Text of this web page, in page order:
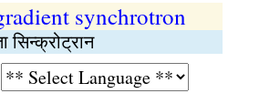
synchrotron
सिन्क्रोट्रान